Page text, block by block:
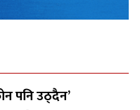
पनि उठ्दैन’